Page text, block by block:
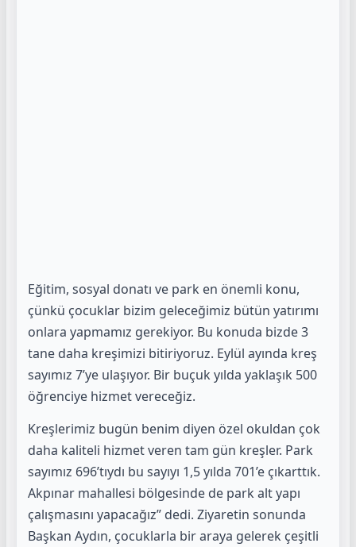
Eğitim, sosyal donatı ve park en önemli konu,
çünkü çocuklar bizim geleceğimiz bütün yatırımı
onlara yapmamız gerekiyor. Bu konuda bizde 3
tane daha kreşimizi bitiriyoruz. Eylül ayında kreş
sayımız 7’ye ulaşıyor. Bir buçuk yılda yaklaşık 500
öğrenciye hizmet vereceğiz.
Kreşlerimiz bugün benim diyen özel okuldan çok
daha kaliteli hizmet veren tam gün kreşler. Park
sayımız 696’tıydı bu sayıyı 1,5 yılda 701’e çıkarttık.
Akpınar mahallesi bölgesinde de park alt yapı
çalışmasını yapacağız” dedi. Ziyaretin sonunda
Başkan Aydın, çocuklarla bir araya gelerek çeşitli